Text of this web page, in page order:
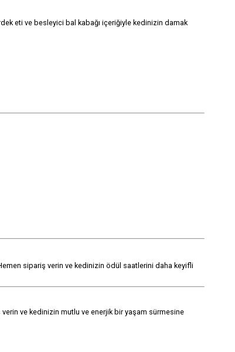
eti ve besleyici bal kabağı içeriğiyle kedinizin damak
sipariş verin ve kedinizin ödül saatlerini daha keyifli
ve kedinizin mutlu ve enerjik bir yaşam sürmesine